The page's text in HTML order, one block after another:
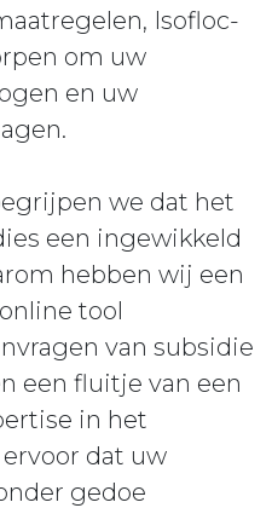
Isofloc-
om uw
en uw
we dat het
een ingewikkeld
hebben wij een
tool
van subsidie
een fluitje van een
in het
dat uw
gedoe